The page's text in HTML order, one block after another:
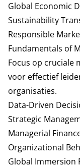
Global Economic
Sustainability
Responsible
Fundamentals of
Focus op cruciale
voor effectief
organisaties.
Data-Driven
Strategic
Managerial
Organizational
Global Immersion